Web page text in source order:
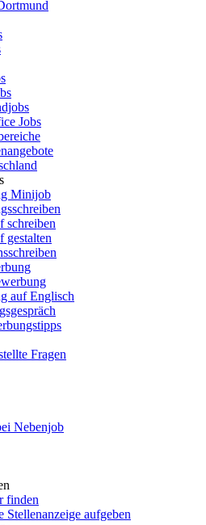
Jobs
Minijob
schreiben
gestalten
auf Englisch
Fragen
Nebenjob
finden
Stellenanzeige aufgeben